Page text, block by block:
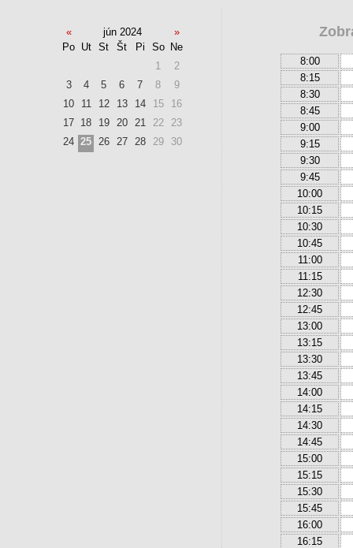
8:00
8:15
8:30
8:45
9:00
9:15
9:30
9:45
10:00
10:15
10:30
10:45
11:00
11:15
12:30
12:45
13:00
13:15
13:30
13:45
14:00
14:15
14:30
14:45
15:00
15:15
15:30
15:45
16:00
16:15
« jún 2024
»
Po Ut St Št Pi So
Ne
1
2
3
4 5 6 7 8
9
10
11 12 13 14 15
16
17 18 19 20 21 22
23
24 25 26 27 28 29 30